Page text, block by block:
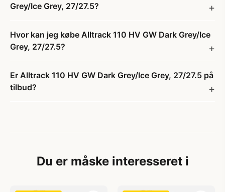
Grey/Ice Grey, 27/27.5?
Hvor kan jeg købe Alltrack 110 HV GW Dark Grey/Ice
Grey, 27/27.5?
Er Alltrack 110 HV GW Dark Grey/Ice Grey, 27/27.5 på
tilbud?
Du er måske interesseret i